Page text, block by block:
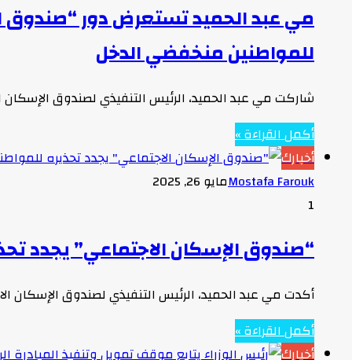
مي عبد الحميد تستعرض دور “صندوق
للمواطنين منخفضي الدخل
شاركت مي عبد الحميد، الرئيس التنفيذي لصندوق
أكمل القراءة »
أخبارك
Mostafa Faroukمايو 26, 2025
1
“صندوق الإسكان الاجتماعي” يجدد
أكدت مي عبد الحميد، الرئيس التنفيذي لصندوق الإسكان
أكمل القراءة »
أخبارك